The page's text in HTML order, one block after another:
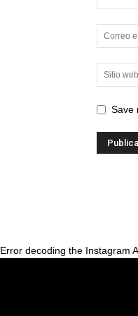
Save
Error decoding the Instagram